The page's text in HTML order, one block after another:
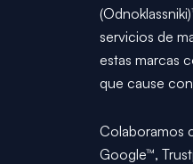
servicios de
estas marcas
que cause
Colaboramos
Google™,